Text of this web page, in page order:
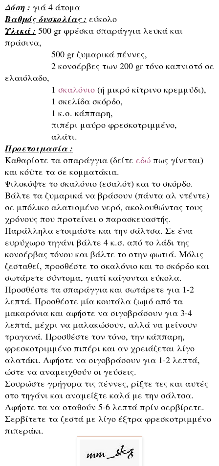
Δόση : γιά 4 άτομα
Βαθμός δυσκολίας : εύκολο
Υλικά : 500 gr φρέσκα σπαράγγια λευκά και
πράσινα,
500 gr ζυμαρικά πέννες,
2 κονσέρβες των 200 gr τόνο καπνιστό σε
ελαιόλαδο,
1 σκαλόνιο (ή μικρό κίτρινο κρεμμύδι),
1 σκελίδα σκόρδο,
1 κ.σ. κάππαρη,
πιπέρι μαύρο φρεσκοτριμμένο,
αλάτι.
Προετοιμασία :
Καθαρίστε τα σπαράγγια (δείτε εδώ πως γίνεται)
και κόψτε τα σε κομματάκια.
Ψιλοκόψτε το σκαλόνιο (εσαλότ) και το σκόρδο.
Βάλτε τα ζυμαρικά να βράσουν (πάντα αλ ντέντε)
σε μπόλικο αλατισμένο νερό, ακολουθώντας τους
χρόνους που προτείνει ο παρασκευαστής.
Παράλληλα ετοιμάστε και την σάλτσα. Σε ένα
ευρύχωρο τηγάνι βάλτε 4 κ.σ. από το λάδι της
κονσέρβας τόνου και βάλτε το στην φωτιά. Μόλις
ζεσταθεί, προσθέστε το σκαλόνιο και το σκόρδο και
σωτάρετε σύντομα, γιατί καίγονται εύκολα.
Προσθέστε τα σπαράγγια και σωτάρετε για 1-2
λεπτά. Προσθέστε μία κουτάλα ζωμό από τα
μακαρόνια και αφήστε να σιγοβράσουν για 3-4
λεπτά, μέχρι να μαλακώσουν, αλλά να μείνουν
τραγανά. Προσθέστε τον τόνο, την κάππαρη,
φρεσκοτριμμένο πιπέρι και αν χρειάζεται λίγο
αλατάκι. Αφήστε να σιγοβράσουν για 1-2 λεπτά,
ώστε να αναμειχθούν οι γεύσεις.
Σουρώστε γρήγορα τις πέννες, ρίξτε τες και αυτές
στο τηγάνι και αναμείξτε καλά με την σάλτσα.
Αφήστε τα να σταθούν 5-6 λεπτά πρίν σερβίρετε.
Σερβίτετε τα ζεστά με λίγο έξτρα φρεσκοτριμμένο
πιπεράκι.